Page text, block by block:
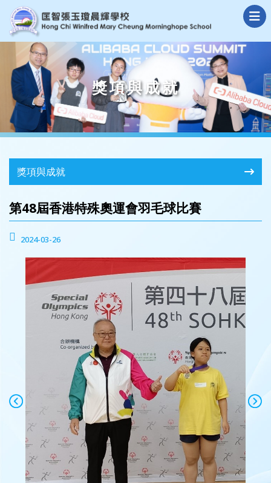
獎項與成就
獎項與成就
第48屆香港特殊奧運會羽毛球比賽
2024-03-26